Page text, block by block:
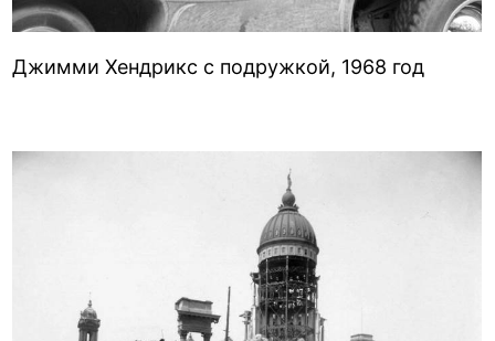
Джимми Хендрикс с подружкой, 1968 год